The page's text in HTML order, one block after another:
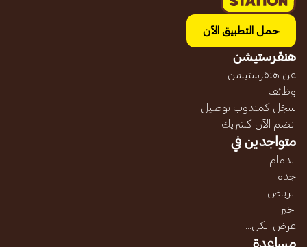
حمل التطبيق الآن
هنقرستيشن
عن هنقرستيشن
وظائف
سجّل كمندوب توصيل
انضم الآن كشريك
متواجدين في
الدمام
جده
الرياض
الخبر
عرض الكل...
مساعدة